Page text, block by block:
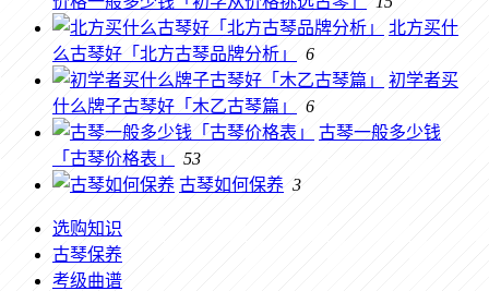
北方买什
么古琴好「北方古琴品牌分析」
6
初学者买
什么牌子古琴好「木乙古琴篇」
6
古琴一般多少钱
「古琴价格表」
53
古琴如何保养 3
选购知识
古琴保养
考级曲谱